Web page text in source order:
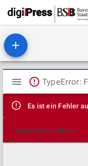
Mirador
Viewer
Es ist ein Fehler
Technische Details